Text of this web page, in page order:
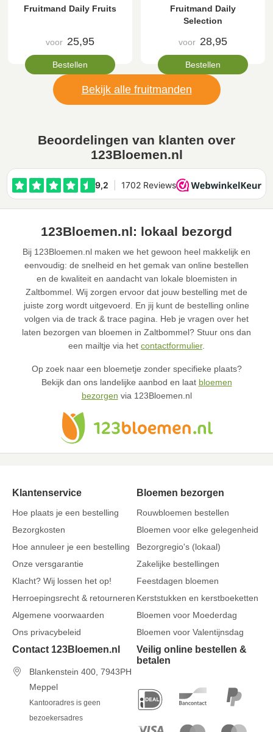
Fruitmand Daily Fruits
voor 25,95
Bestellen
Fruitmand Daily
Selection
voor 28,95
Bestellen
Bekijk alle fruitmanden
Beoordelingen van klanten over
123Bloemen.nl
123Bloemen.nl: lokaal bezorgd
Bij 123Bloemen.nl maken we het gewoon heel makkelijk en
eenvoudig: de snelheid en het gemak van online bestellen
en de kwaliteit en aandacht van lokale bloemisten in
Zaltbommel. Wij zorgen ervoor dat jouw bestelling met de
juiste zorg wordt uitgevoerd. En jij kunt de bestelling online
volgen via de track & trace pagina. Heb je vragen over het
laten bezorgen van bloemen in Zaltbommel? Stuur ons dan
een mailtje via het contactformulier.
Op zoek naar een bloemetje zonder specifieke plaats?
Bekijk dan ons landelijke aanbod en laat bloemen
bezorgen via 123Bloemen.nl
Klantenservice
Hoe plaats je een bestelling
Bezorgkosten
Hoe annuleer je een bestelling
Onze versgarantie
Klacht? Wij lossen het op!
Herroepingsrecht & retourneren
Algemene voorwaarden
Ons privacybeleid
Bloemen bezorgen
Rouwbloemen bestellen
Bloemen voor elke gelegenheid
Bezorgregio's (lokaal)
Zakelijke bestellingen
Feestdagen bloemen
Kerststukken en kerstboeketten
Bloemen voor Moederdag
Bloemen voor Valentijnsdag
Contact 123Bloemen.nl
Blankenstein 400, 7943PH
Meppel
Kantooradres is geen
bezoekersadres
Veilig online bestellen &
betalen